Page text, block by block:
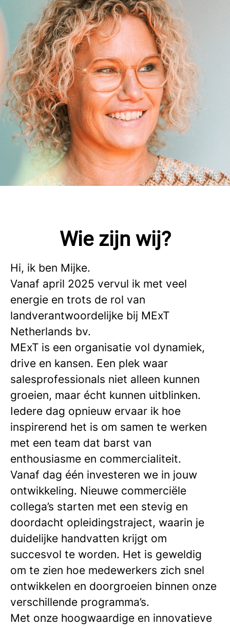
Wie zijn wij?
Hi, ik ben Mijke.
Vanaf april 2025 vervul ik met veel
energie en trots de rol van
landverantwoordelijke bij MExT
Netherlands bv.
MExT is een organisatie vol dynamiek,
drive en kansen. Een plek waar
salesprofessionals niet alleen kunnen
groeien, maar écht kunnen uitblinken.
Iedere dag opnieuw ervaar ik hoe
inspirerend het is om samen te werken
met een team dat barst van
enthousiasme en commercialiteit.
Vanaf dag één investeren we in jouw
ontwikkeling. Nieuwe commerciële
collega’s starten met een stevig en
doordacht opleidingstraject, waarin je
duidelijke handvatten krijgt om
succesvol te worden. Het is geweldig
om te zien hoe medewerkers zich snel
ontwikkelen en doorgroeien binnen onze
verschillende programma’s.
Met onze hoogwaardige en innovatieve